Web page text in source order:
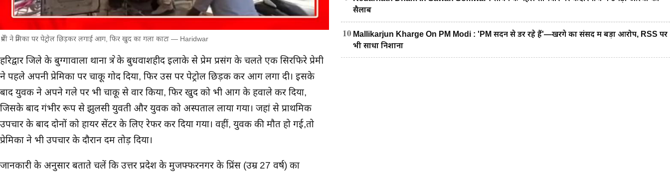
प्रेमी ने प्रेमिका पर पेट्रोल छिड़कर लगाई आग, फिर खुद का गला काटा — Haridwar
मुख्य समाचार
हरिद्वार जिले के बुग्गावाला थाना क्षेत्र के बुधवाशहीद इलाके से प्रेम प्रसंग के चलते एक सिरफिरे प्रेमी
ने पहले अपनी प्रेमिका पर चाकू गोद दिया, फिर उस पर पेट्रोल छिड़क कर आग लगा दी। इसके
बाद युवक ने अपने गले पर भी चाकू से वार किया, फिर खुद को भी आग के हवाले कर दिया,
जिसके बाद गंभीर रूप से झुलसी युवती और युवक को अस्पताल लाया गया। जहां से प्राथमिक
उपचार के बाद दोनों को हायर सेंटर के लिए रेफर कर दिया गया। वहीं, युवक की मौत हो गई,तो
प्रेमिका ने भी उपचार के दौरान दम तोड़ दिया।
जानकारी के अनुसार बताते चलें कि उत्तर प्रदेश के मुजफ्फरनगर के प्रिंस (उम्र 27 वर्ष) का
सैलाब
10 Mallikarjun Kharge On PM Modi : 'PM सदन से डर रहे हैं'—खरगे का संसद में बड़ा आरोप, RSS पर
भी साधा निशाना